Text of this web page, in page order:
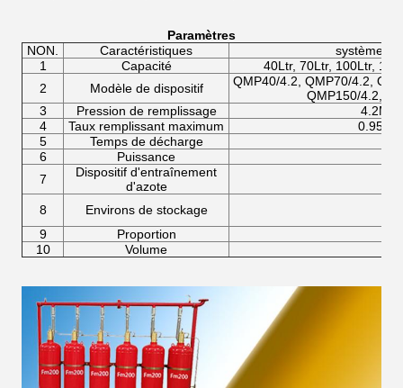
Paramètres
NON.
Caractéristiques
système
1
Capacité
40Ltr, 70Ltr, 100Ltr,
2
Modèle de dispositif
QMP40/4.2, QMP70/4.2,
QMP150/4.2,
3
Pression de remplissage
4.2Mpa
4
Taux remplissant maximum
0.95kg/
5
Temps de décharge
6
Puissance
7
Dispositif d'entraînement
d'azote
8
Environs de stockage
9
Proportion
10
Volume